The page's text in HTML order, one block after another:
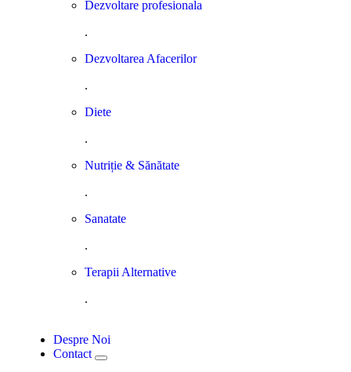
Dezvoltare profesionala
.
Dezvoltarea Afacerilor
.
Diete
.
Nutriție & Sănătate
.
Sanatate
.
Terapii Alternative
.
Despre Noi
Contact